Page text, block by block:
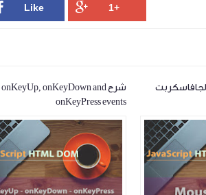
شرح onKeyUp, onKeyDown and
onKeyPress events